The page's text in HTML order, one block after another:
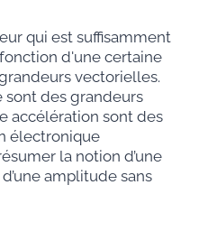
qui est suffisamment
d'une certaine
vectorielles.
sont des grandeurs
accélération sont des
électronique
la notion d’une
amplitude sans